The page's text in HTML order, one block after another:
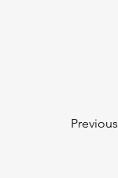
Previous